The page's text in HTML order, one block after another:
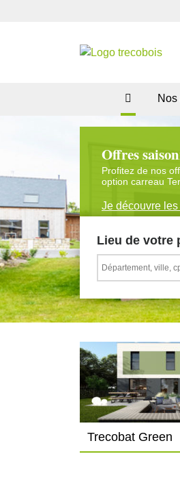
Offres
Profitez de nos
option carreau
Je découvre les
Lieu de votre
Trecobat Green